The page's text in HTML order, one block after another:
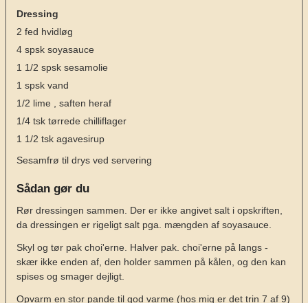
Dressing
2 fed hvidløg
4 spsk soyasauce
1 1/2 spsk sesamolie
1 spsk vand
1/2 lime
, saften heraf
1/4 tsk tørrede chilliflager
1 1/2 tsk agavesirup
Sesamfrø til drys ved servering
Sådan gør du
Rør dressingen sammen. Der er ikke angivet salt i opskriften,
da dressingen er rigeligt salt pga. mængden af soyasauce.
Skyl og tør pak choi'erne. Halver pak. choi'erne på langs -
skær ikke enden af, den holder sammen på kålen, og den kan
spises og smager dejligt.
Opvarm en stor pande til god varme (hos mig er det trin 7 af 9)